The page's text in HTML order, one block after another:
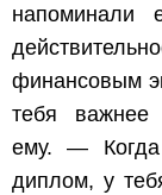
напоминали
финансовым
тебя важнее
ему. — Когда
диплом, у